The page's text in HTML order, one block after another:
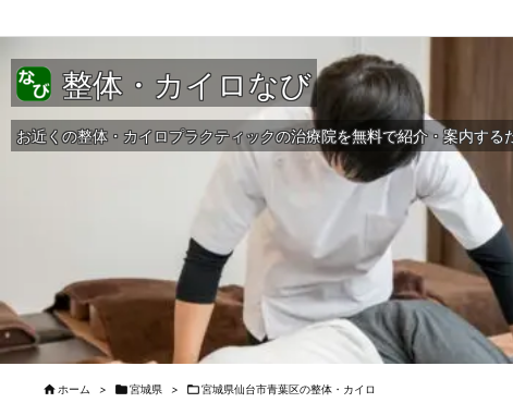
整体・カイロなび
お近くの整体・カイロプラクティックの治療院を無料で紹介・案内す
 ホーム > 宮城県 > 宮城県仙台市青葉区の整体・カイロ